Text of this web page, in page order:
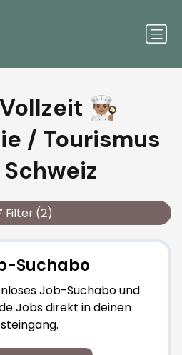
👨🏽‍🍳
/ Tourismus
Filter (2)
Suchabo
Job-Suchabo und
Jobs direkt in deinen